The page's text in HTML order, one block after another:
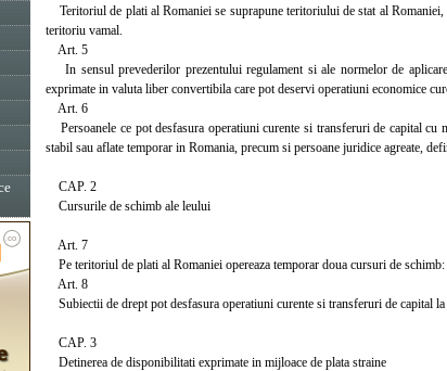
Teritoriul de plati al Romaniei se suprapune teritoriului de stat al
teritoriu vamal.
Art. 5
In sensul prevederilor prezentului regulament si ale normelor de
exprimate in valuta liber convertibila care pot deservi operatiuni economice
Art. 6
Persoanele ce pot desfasura operatiuni curente si transferuri de capital
stabil sau aflate temporar in Romania, precum si persoane juridice agreate,
CAP. 2
Cursurile de schimb ale leului
Art. 7
Pe teritoriul de plati al Romaniei opereaza temporar doua cursuri de
Art. 8
Subiectii de drept pot desfasura operatiuni curente si transferuri de capital
CAP. 3
Detinerea de disponibilitati exprimate in mijloace de plata straine